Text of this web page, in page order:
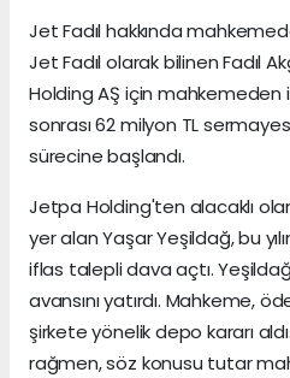
Jet Fadıl hakkında
Jet Fadıl olarak bilinen Fadıl
Holding AŞ için mahkemeden
sonrası 62 milyon TL
sürecine başlandı.
Jetpa Holding'ten alacaklı
yer alan Yaşar Yeşildağ, bu
iflas talepli dava açtı.
avansını yatırdı. Mahkeme,
şirkete yönelik depo kararı
rağmen, söz konusu tutar